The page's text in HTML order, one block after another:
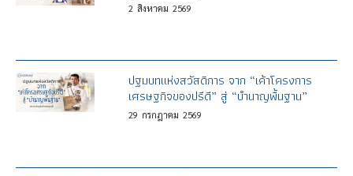
2 สิงหาคม 2569
ปฐมบทแห่งสวัสดิการ จาก “เค้าโครงการ
เศรษฐกิจของปรีดี” สู่ “บำนาญพื้นฐาน”
29 กรกฎาคม 2569